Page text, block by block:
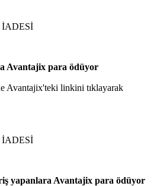
İADESİ
Avantajix para ödüyor
Avantajix'teki linkini tıklayarak
İADESİ
yapanlara Avantajix para ödüyor